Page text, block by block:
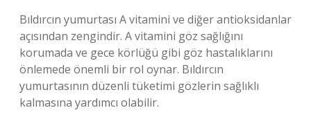
Bıldırcın yumurtası A vitamini ve diğer antioksidanlar
açısından zengindir. A vitamini göz sağlığını
korumada ve gece körlüğü gibi göz hastalıklarını
önlemede önemli bir rol oynar. Bıldırcın
yumurtasının düzenli tüketimi gözlerin sağlıklı
kalmasına yardımcı olabilir.